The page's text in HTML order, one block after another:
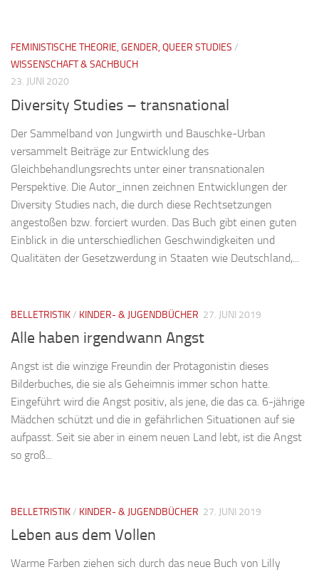
FEMINISTISCHE THEORIE, GENDER, QUEER STUDIES /
WISSENSCHAFT & SACHBUCH
23. JUNI 2020
Diversity Studies – transnational
Der Sammelband von Jungwirth und Bauschke-Urban
versammelt Beiträge zur Entwicklung des
Gleichbehandlungsrechts unter einer transnationalen
Perspektive. Die Autor_innen zeichnen Entwicklungen der
Diversity Studies nach, die durch diese Rechtsetzungen
angestoßen bzw. forciert wurden. Das Buch gibt einen guten
Einblick in die unterschiedlichen Geschwindigkeiten und
Qualitäten der Gesetz­werdung in Staaten wie Deutschland,...
BELLETRISTIK/ KINDER- & JUGENDBÜCHER 27. JUNI 2019
Alle haben irgendwann Angst
Angst ist die winzige Freundin der Protagonistin dieses
Bilderbuches, die sie als Geheimnis immer schon hatte.
Eingeführt wird die Angst positiv, als jene, die das ca. 6-jährige
Mädchen schützt und die in gefährlichen Situationen auf sie
aufpasst. Seit sie aber in einem neuen Land lebt, ist die Angst
so groß...
BELLETRISTIK/ KINDER- & JUGENDBÜCHER 27. JUNI 2019
Leben aus dem Vollen
Warme Farben ziehen sich durch das neue Buch von Lilly